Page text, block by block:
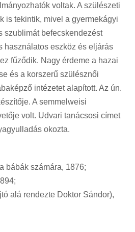
voltak. A szülészeti
is tekintik, mivel a gyermekágyi
szublimát befecskendezést
használatos eszköz és eljárás
fűződik. Nagy érdeme a hazai
és a korszerű szülésznői
intézetet alapított. Az ún.
A semmelweisi
volt. Udvari tanácsosi címet
okozta.
bábák számára, 1876;
alá rendezte Doktor Sándor),